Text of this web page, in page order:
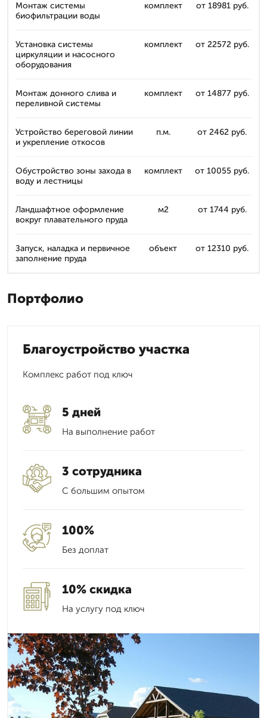
Монтаж системы
биофильтрации воды
комплект от 18981 руб.
Установка системы
циркуляции и насосного
оборудования
комплект от 22572 руб.
Монтаж донного слива и
переливной системы
комплект от 14877 руб.
Устройство береговой линии
и укрепление откосов
п.м. от 2462 руб.
Обустройство зоны захода в
воду и лестницы
комплект от 10055 руб.
Ландшафтное оформление
вокруг плавательного пруда
м2 от 1744 руб.
Запуск, наладка и первичное
заполнение пруда
объект от 12310 руб.
Портфолио
Благоустройство участка
Комплекс работ под ключ
5 дней
На выполнение работ
3 сотрудника
С большим опытом
100%
Без доплат
10% скидка
На услугу под ключ